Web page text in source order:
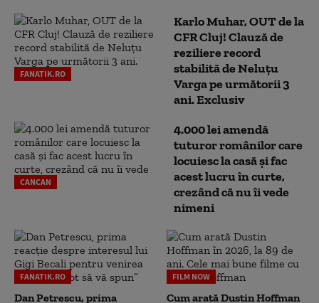
FANATIK.RO
Karlo Muhar, OUT de la
CFR Cluj! Clauză de
reziliere record
stabilită de Neluțu
Varga pe următorii 3
ani. Exclusiv
CANCAN
4.000 lei amendă
tuturor românilor care
locuiesc la casă și fac
acest lucru în curte,
crezând că nu îi vede
nimeni
FANATIK.RO
Dan Petrescu, prima
FILM NOW
Cum arată Dustin Hoffman